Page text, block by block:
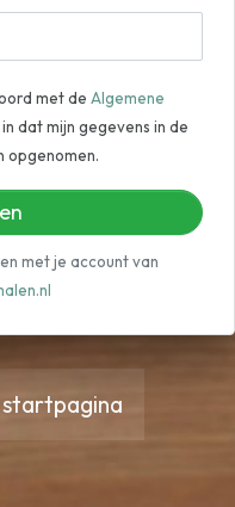
met deAlgemene
dat mijn gegevens in de
opgenomen.
met je account van